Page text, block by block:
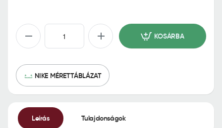
KOSÁRBA
NIKE MÉRETTÁBLÁZAT
Leírás Tulajdonságok